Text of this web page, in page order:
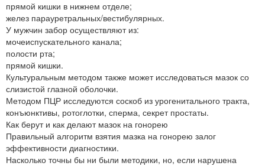
прямой кишки в нижнем отделе;
желез парауретральных/вестибулярных.
У мужчин забор осуществляют из:
мочеиспускательного канала;
полости рта;
прямой кишки.
Культуральным методом также может исследоваться мазок со
слизистой глазной оболочки.
Методом ПЦР исследуются соскоб из урогенитального тракта,
конъюнктивы, ротоглотки, сперма, секрет простаты.
Как берут и как делают мазок на гонорею
Правильный алгоритм взятия мазка на гонорею залог
эффективности диагностики.
Насколько точны бы ни были методики, но, если нарушена